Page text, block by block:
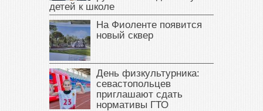
детей к школе
На Фиоленте появится
новый сквер
День физкультурника:
севастопольцев
приглашают сдать
нормативы ГТО